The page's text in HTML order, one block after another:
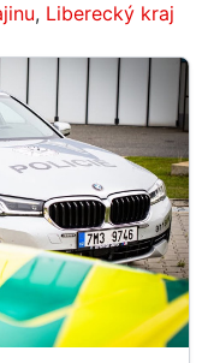
, Liberecký kraj